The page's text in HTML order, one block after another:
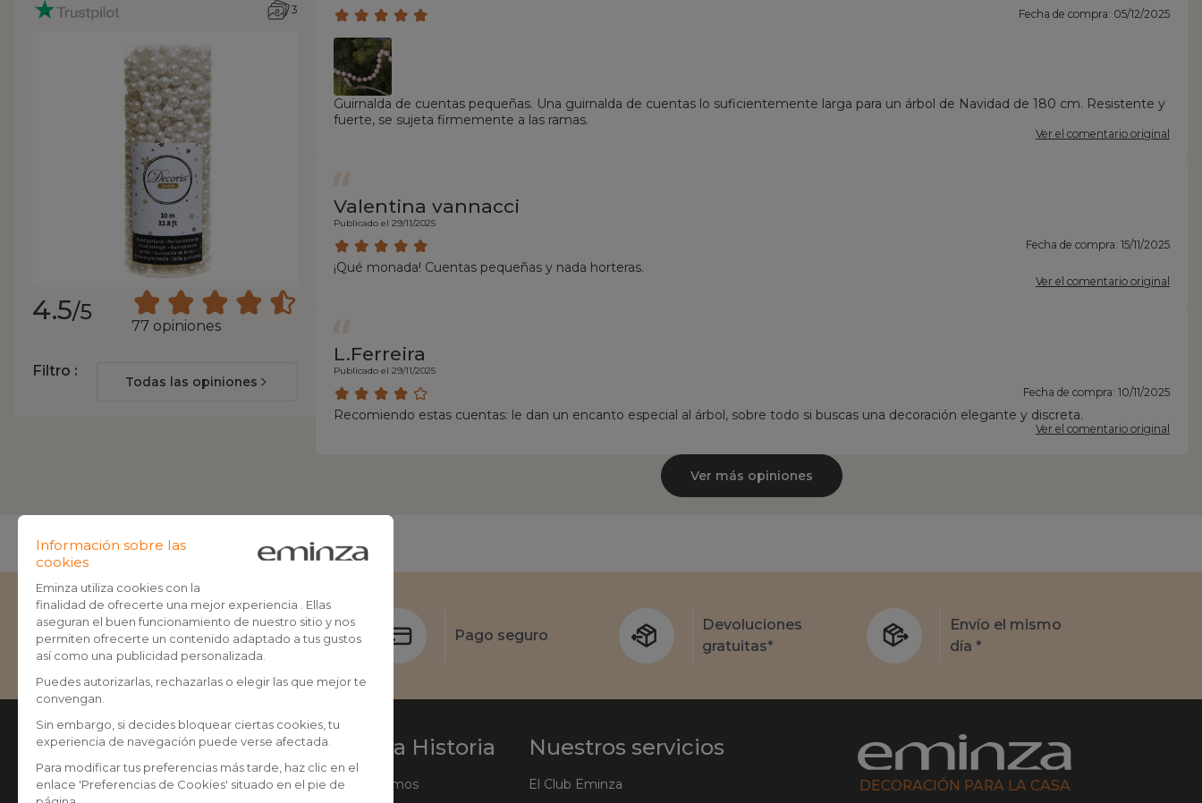
3
4.5/5
77 opiniones
Filtro :
Todas las opiniones
Fecha de compra: 05/12/2025
Guirnalda de cuentas pequeñas. Una guirnalda de cuentas lo suficientemente larga para un árbol de Navidad de 180 cm. Resistente y
fuerte, se sujeta firmemente a las ramas.
Ver el comentario original
Valentina vannacci
Publicado el 29/11/2025
Fecha de compra: 15/11/2025
¡Qué monada! Cuentas pequeñas y nada horteras.
Ver el comentario original
L.Ferreira
Publicado el 29/11/2025
Fecha de compra: 10/11/2025
Recomiendo estas cuentas: le dan un encanto especial al árbol, sobre todo si buscas una decoración elegante y discreta.
Ver el comentario original
Ver más opiniones
Escríbenos Pago seguro
Devoluciones
gratuitas*
Envío el mismo
día *
Ayuda
Seguir mi pedido
Nuestra Historia
Quiénes somos
Nuestros servicios
El Club Eminza DECORACIÓN PARA LA CASA